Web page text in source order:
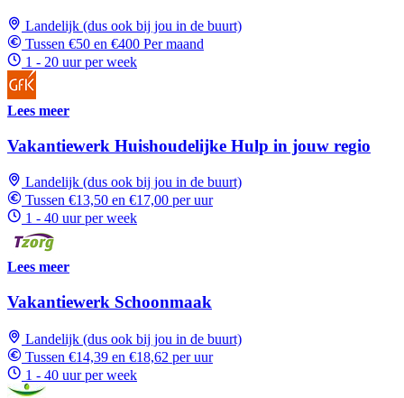
Landelijk (dus ook bij jou in de buurt)
Tussen €50 en €400 Per maand
1 - 20 uur per week
Lees meer
Vakantiewerk Huishoudelijke Hulp in jouw regio
Landelijk (dus ook bij jou in de buurt)
Tussen €13,50 en €17,00 per uur
1 - 40 uur per week
Lees meer
Vakantiewerk Schoonmaak
Landelijk (dus ook bij jou in de buurt)
Tussen €14,39 en €18,62 per uur
1 - 40 uur per week